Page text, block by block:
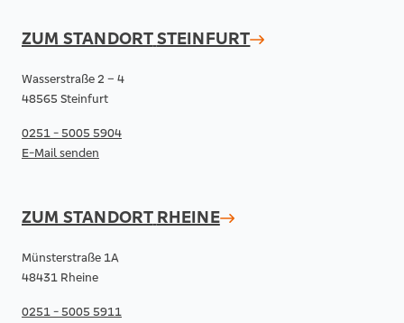
ZUM STANDORTSTEINFURT
Wasserstraße 2 – 4
48565 Steinfurt
0251 - 5005 5904
E-Mail senden
ZUM STANDORT RHEINE
Münsterstraße 1A
48431 Rheine
0251 - 5005 5911